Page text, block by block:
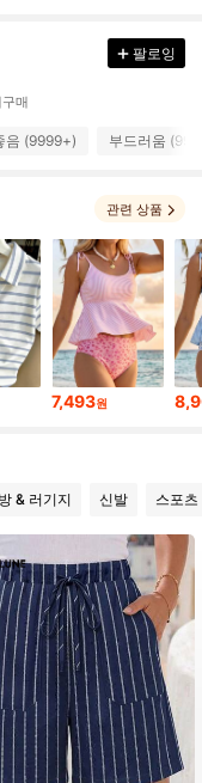
팔로잉
매
음 (9999+) 부드러움
관련 상품
7,493원
& 러기지 신발 스포